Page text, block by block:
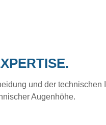
und der
Augenhöhe.